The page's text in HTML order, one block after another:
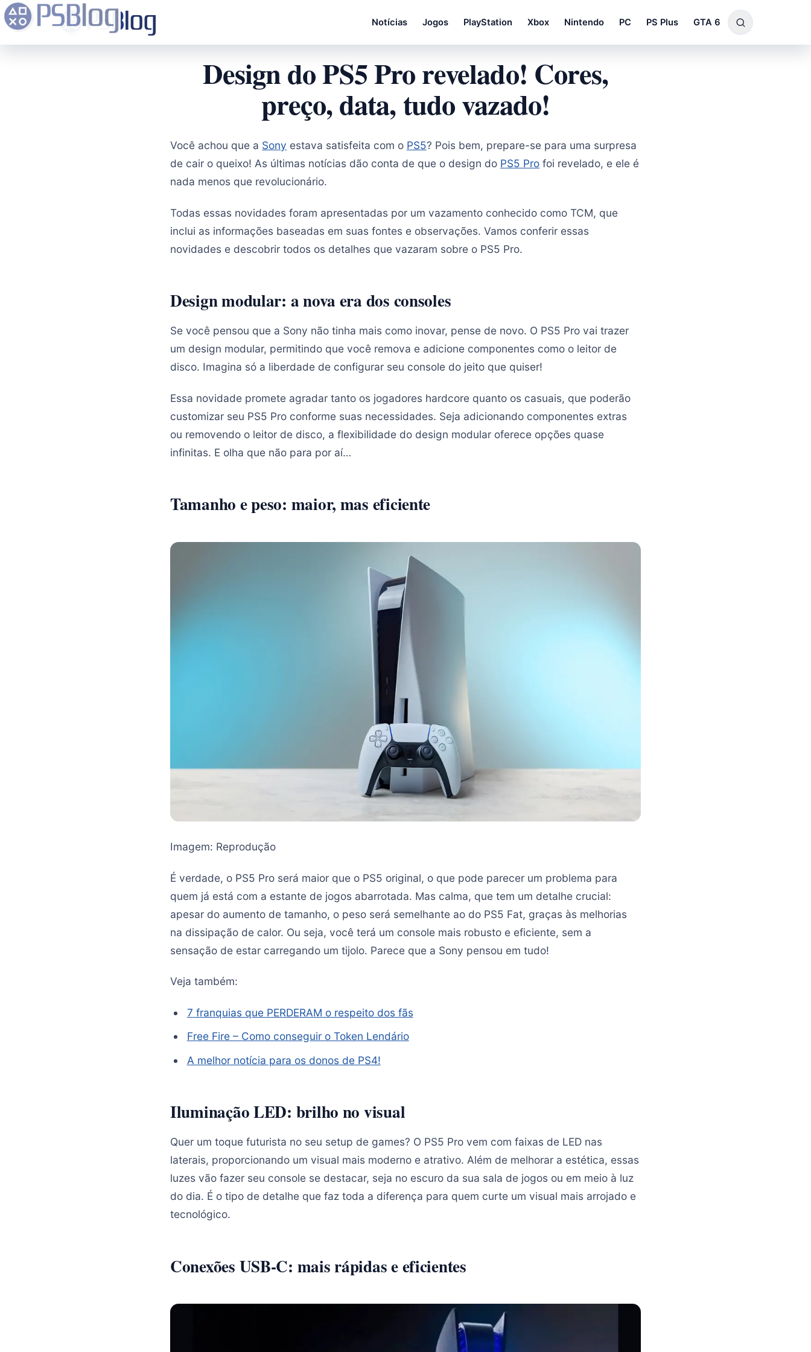
Notícias Jogos PlayStation Xbox Nintendo PC PS Plus GTA 6
Design do PS5 Pro revelado! Cores,
preço, data, tudo vazado!
Você achou que a Sony estava satisfeita com o PS5? Pois bem, prepare-se para uma surpresa
de cair o queixo! As últimas notícias dão conta de que o design do PS5 Pro foi revelado, e ele é
nada menos que revolucionário.
Todas essas novidades foram apresentadas por um vazamento conhecido como TCM, que
inclui as informações baseadas em suas fontes e observações. Vamos conferir essas
novidades e descobrir todos os detalhes que vazaram sobre o PS5 Pro.
Design modular: a nova era dos consoles
Se você pensou que a Sony não tinha mais como inovar, pense de novo. O PS5 Pro vai trazer
um design modular, permitindo que você remova e adicione componentes como o leitor de
disco. Imagina só a liberdade de configurar seu console do jeito que quiser!
Essa novidade promete agradar tanto os jogadores hardcore quanto os casuais, que poderão
customizar seu PS5 Pro conforme suas necessidades. Seja adicionando componentes extras
ou removendo o leitor de disco, a flexibilidade do design modular oferece opções quase
infinitas. E olha que não para por aí…
Tamanho e peso: maior, mas eficiente
Imagem: Reprodução
É verdade, o PS5 Pro será maior que o PS5 original, o que pode parecer um problema para
quem já está com a estante de jogos abarrotada. Mas calma, que tem um detalhe crucial:
apesar do aumento de tamanho, o peso será semelhante ao do PS5 Fat, graças às melhorias
na dissipação de calor. Ou seja, você terá um console mais robusto e eficiente, sem a
sensação de estar carregando um tijolo. Parece que a Sony pensou em tudo!
Veja também:
7 franquias que PERDERAM o respeito dos fãs
Free Fire – Como conseguir o Token Lendário
A melhor notícia para os donos de PS4!
Iluminação LED: brilho no visual
Quer um toque futurista no seu setup de games? O PS5 Pro vem com faixas de LED nas
laterais, proporcionando um visual mais moderno e atrativo. Além de melhorar a estética, essas
luzes vão fazer seu console se destacar, seja no escuro da sua sala de jogos ou em meio à luz
do dia. É o tipo de detalhe que faz toda a diferença para quem curte um visual mais arrojado e
tecnológico.
Conexões USB-C: mais rápidas e eficientes